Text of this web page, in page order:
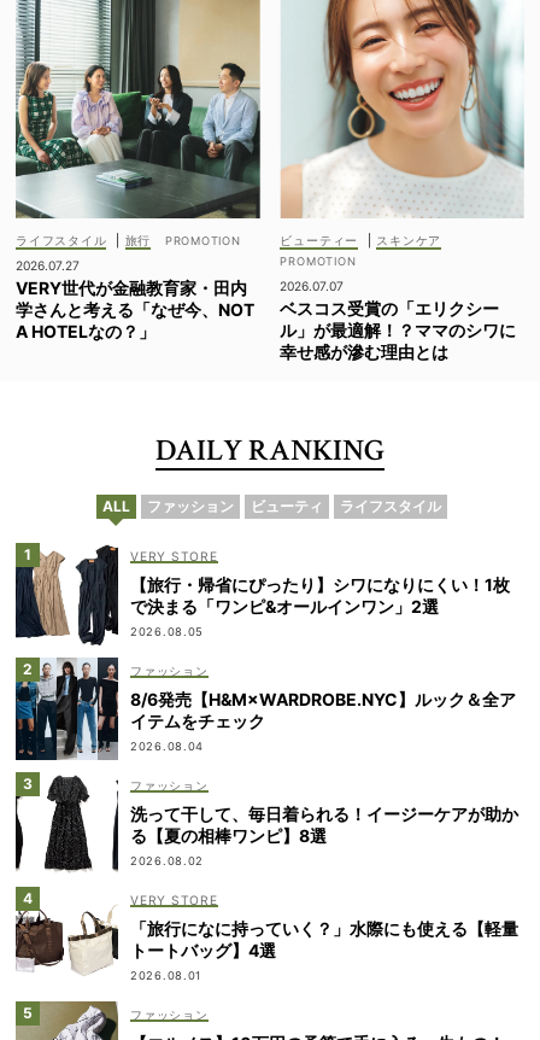
ライフスタイル
旅行
2026.07.27
VERY世代が金融教育家・田内
学さんと考える「なぜ今、NOT
A HOTELなの？」
ビューティー スキンケア
2026.07.07
ベスコス受賞の「エリクシー
ル」が最適解！？ママのシワに
幸せ感が滲む理由とは
DAILY RANKING
ALL ファッション ビューティ ライフスタイル
VERY STORE
【旅行・帰省にぴったり】シワになりにくい！1枚
で決まる「ワンピ&オールインワン」2選
2026.08.05
ファッション
8/6発売【H&M×WARDROBE.NYC】ルック＆全ア
イテムをチェック
2026.08.04
ファッション
洗って干して、毎日着られる！イージーケアが助か
る【夏の相棒ワンピ】8選
2026.08.02
VERY STORE
「旅行になに持っていく？」水際にも使える【軽量
トートバッグ】4選
2026.08.01
ファッション